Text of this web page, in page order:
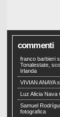
commenti
franco barbieri
Tonalestate,
Irlanda
VIVIAN ANAYA
Luz Alicia Nava
Samuel
fotografica